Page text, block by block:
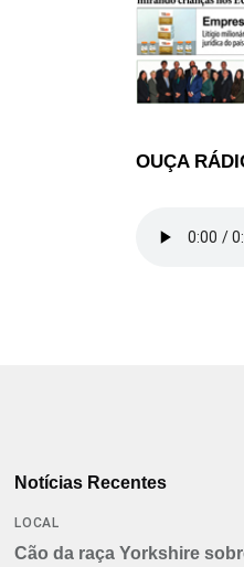
OUÇA
Notícias Recentes
LOCAL
Cão da raça Yorkshire